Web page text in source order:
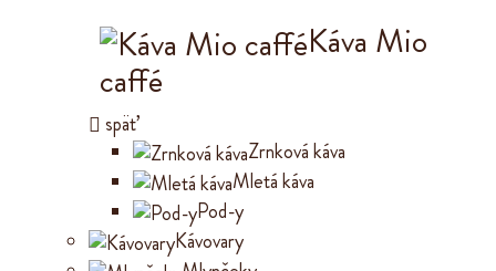
Káva Mio
caffé
späť
Zrnková káva
Mletá káva
Pod-y
Kávovary